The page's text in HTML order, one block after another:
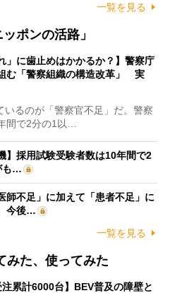
一覧を見る
ポンの活路」
」に歯止めはかかるか？】警察庁
む「警察組織の構造改革」 実
るのが「警察官不足」だ。警察
間で2分の1以…
】採用試験受験者数は10年間で2
も…
師不足」に加えて「患者不足」に
今後…
一覧を見る
みた、使ってみた
注累計6000台】BEV普及の障壁と